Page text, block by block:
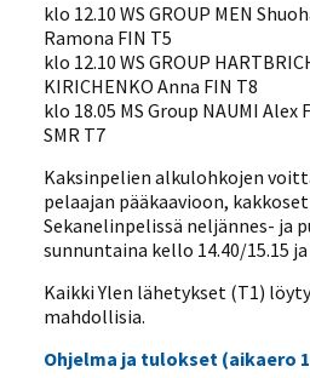
klo 12.10 WS GROUP MEN
Ramona FIN T5
klo 12.10 WS GROUP
KIRICHENKO Anna FIN T8
klo 18.05 MS Group NAUMI Alex
SMR T7
Kaksinpelien alkulohkojen
pelaajan pääkaavioon,
Sekanelinpelissä neljännes- ja
sunnuntaina kello 14.40/15.15 ja
Kaikki Ylen lähetykset (T1)
mahdollisia.
Ohjelma ja tulokset (aikaero